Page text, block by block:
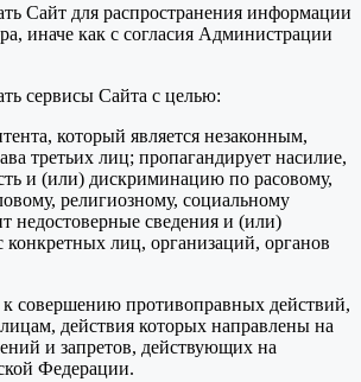
Сайт для распространения информации
иначе как с согласия Администрации
сервисы Сайта с целью:
который является незаконным,
третьих лиц; пропагандирует насилие,
и (или) дискриминацию по расовому,
религиозному, социальному
недостоверные сведения и (или)
конкретных лиц, организаций, органов
совершению противоправных действий,
действия которых направлены на
и запретов, действующих на
Федерации.